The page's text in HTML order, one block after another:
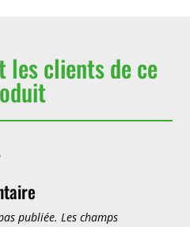
les clients de ce
publiée. Les champs